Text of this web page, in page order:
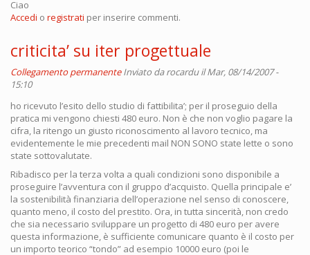
Ciao
Accedi o registrati per inserire commenti.
criticita’ su iter progettuale
Collegamento permanente Inviato darocarduil Mar, 08/14/2007 -
15:10
ho ricevuto l’esito dello studio di fattibilita’; per il proseguio della
pratica mi vengono chiesti 480 euro. Non è che non voglio pagare la
cifra, la ritengo un giusto riconoscimento al lavoro tecnico, ma
evidentemente le mie precedenti mail NON SONO state lette o sono
state sottovalutate.
Ribadisco per la terza volta a quali condizioni sono disponibile a
proseguire l’avventura con il gruppo d’acquisto. Quella principale e’
la sostenibilità finanziaria dell’operazione nel senso di conoscere,
quanto meno, il costo del prestito. Ora, in tutta sincerità, non credo
che sia necessario sviluppare un progetto di 480 euro per avere
questa informazione, è sufficiente comunicare quanto è il costo per
un importo teorico “tondo” ad esempio 10000 euro (poi le